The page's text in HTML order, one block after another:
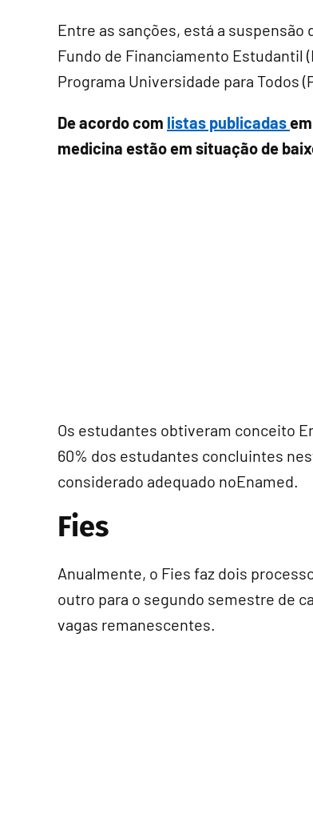
Entre as sanções, está a
Fundo de Financiamento Estudantil
Programa Universidade para Todos
De acordo com listas publicadas
medicina estão em situação de
Os estudantes obtiveram conceito
60% dos estudantes concluintes
considerado adequado noEnamed.
Fies
Anualmente, o Fies faz dois
outro para o segundo semestre de
vagas remanescentes.